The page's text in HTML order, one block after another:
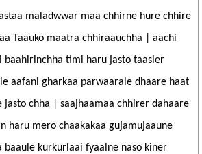
maladwwar maa chhirne hure chhire
Taauko maatra chhiraauchha | aachi
baahirinchha timi haru jasto taasier
aafani gharkaa parwaarale dhaare haat
jasto chha | saajhaamaa chhirer dahaare
haru mero chaakakaa gujamujaaune
baaule kurkurlaai fyaalne naso kiner